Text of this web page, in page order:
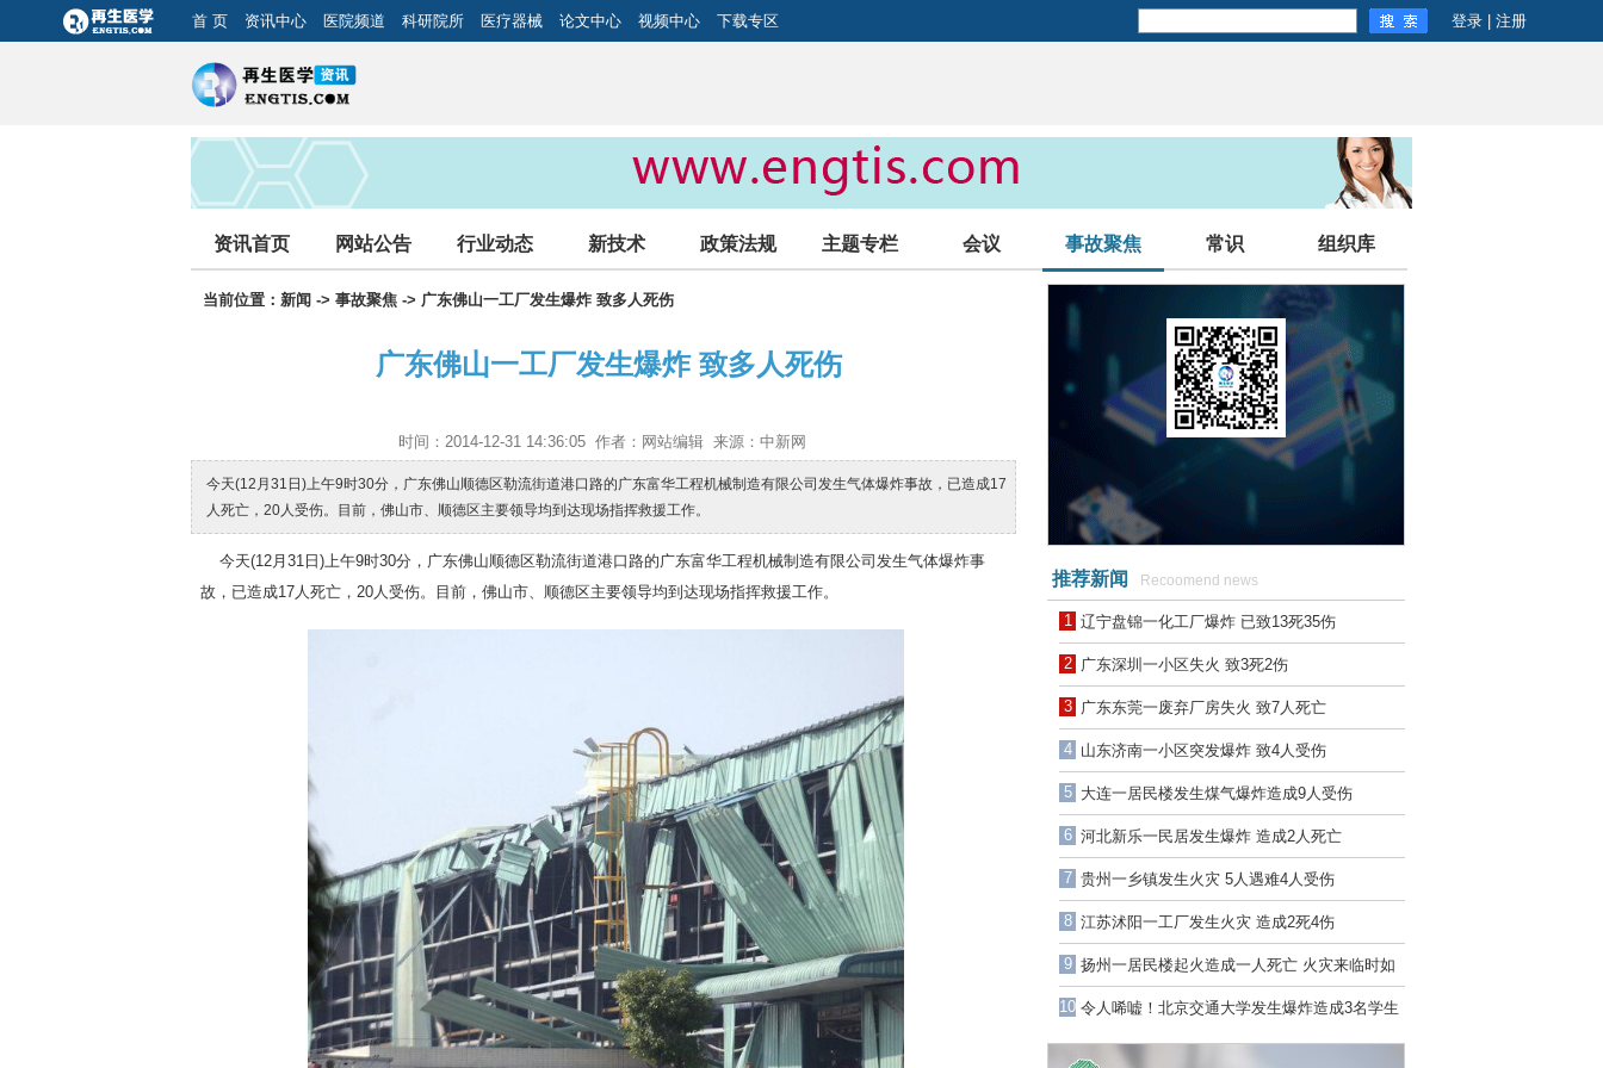
首 页 资讯中心 医院频道 科研院所 医疗器械 论文中心 视频中心 下载专区 登录| 注册
资讯首页 网站公告 行业动态 新技术 政策法规 主题专栏 会议 事故聚焦 常识 组织库
当前位置： 新闻 -> 事故聚焦 -> 广东佛山一工厂发生爆炸 致多人死伤
广东佛山一工厂发生爆炸 致多人死伤
时间：2014-12-31 14:36:05 作者：网站编辑 来源：中新网
今天(12月31日)上午9时30分，广东佛山顺德区勒流街道港口路的广东富华工程机械制造有限公司发生气体爆炸事故，已造成17
人死亡，20人受伤。目前，佛山市、顺德区主要领导均到达现场指挥救援工作。
今天(12月31日)上午9时30分，广东佛山顺德区勒流街道港口路的广东富华工程机械制造有限公司发生气体爆炸事
故，已造成17人死亡，20人受伤。目前，佛山市、顺德区主要领导均到达现场指挥救援工作。
推荐新闻 Recoomend news
1 辽宁盘锦一化工厂爆炸 已致13死35伤
2 广东深圳一小区失火 致3死2伤
3 广东东莞一废弃厂房失火 致7人死亡
4 山东济南一小区突发爆炸 致4人受伤
5 大连一居民楼发生煤气爆炸造成9人受伤
6 河北新乐一民居发生爆炸 造成2人死亡
7 贵州一乡镇发生火灾 5人遇难4人受伤
8 江苏沭阳一工厂发生火灾 造成2死4伤
9 扬州一居民楼起火造成一人死亡 火灾来临时如
何自救？
10 令人唏嘘！北京交通大学发生爆炸造成3名学生
死亡